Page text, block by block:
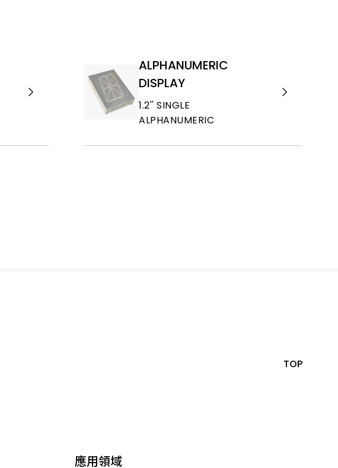
ALPHANUMERIC
DISPLAY
1.2'' SINGLE
ALPHANUMERIC
TOP
應用領域